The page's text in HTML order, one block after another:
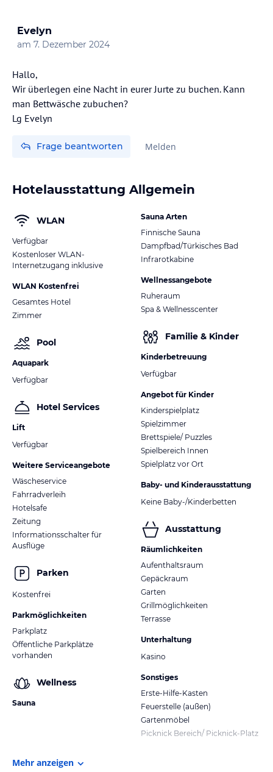
Evelyn
am 7. Dezember 2024
Hallo,
Wir überlegen eine Nacht in eurer Jurte zu buchen. Kann
man Bettwäsche zubuchen?
Lg Evelyn
Frage beantworten Melden
Hotelausstattung Allgemein
WLAN
Verfügbar
Kostenloser WLAN-
Internetzugang inklusive
WLAN Kostenfrei
Gesamtes Hotel
Zimmer
Pool
Aquapark
Verfügbar
Hotel Services
Lift
Verfügbar
Weitere Serviceangebote
Wäscheservice
Fahrradverleih
Hotelsafe
Zeitung
Informationsschalter für
Ausflüge
Parken
Kostenfrei
Parkmöglichkeiten
Parkplatz
Öffentliche Parkplätze
vorhanden
Wellness
Sauna
Sauna Arten
Finnische Sauna
Dampfbad/Türkisches Bad
Infrarotkabine
Wellnessangebote
Ruheraum
Spa & Wellnesscenter
Familie & Kinder
Kinderbetreuung
Verfügbar
Angebot für Kinder
Kinderspielplatz
Spielzimmer
Brettspiele/ Puzzles
Spielbereich Innen
Spielplatz vor Ort
Baby- und Kinderausstattung
Keine Baby-/Kinderbetten
Ausstattung
Räumlichkeiten
Aufenthaltsraum
Gepäckraum
Garten
Grillmöglichkeiten
Terrasse
Unterhaltung
Kasino
Sonstiges
Erste-Hilfe-Kasten
Feuerstelle (außen)
Gartenmöbel
Picknick Bereich/ Picknick-Platz
Mehr anzeigen